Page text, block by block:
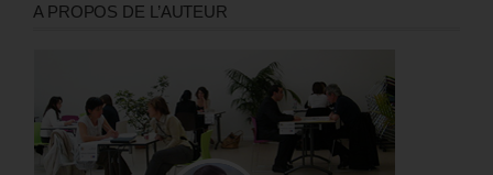
A PROPOS DE L’AUTEUR